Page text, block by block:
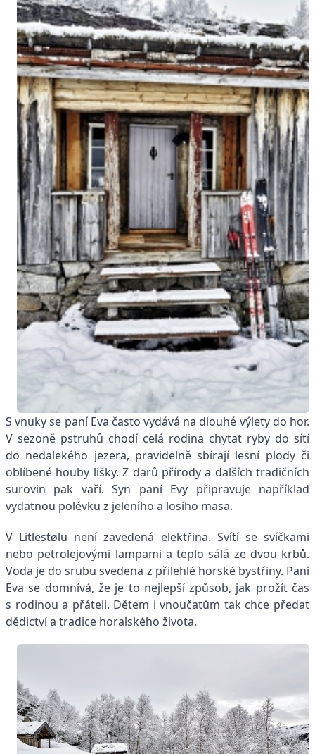
S vnuky se paní Eva často vydává na dlouhé výlety do hor.
V sezoně pstruhů chodí celá rodina chytat ryby do sítí
do nedalekého jezera, pravidelně sbírají lesní plody či
oblíbené houby lišky. Z darů přírody a dalších tradičních
surovin pak vaří. Syn paní Evy připravuje například
vydatnou polévku z jeleního a losího masa.
V Litlestølu není zavedená elektřina. Svítí se svíčkami
nebo petrolejovými lampami a teplo sálá ze dvou krbů.
Voda je do srubu svedena z přilehlé horské bystřiny. Paní
Eva se domnívá, že je to nejlepší způsob, jak prožít čas
s rodinou a přáteli. Dětem i vnoučatům tak chce předat
dědictví a tradice horalského života.